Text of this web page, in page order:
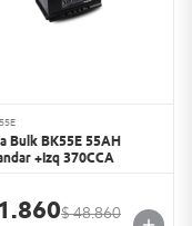
Bulk BK55E 55AH
+Izq 370CCA
$ 48.860